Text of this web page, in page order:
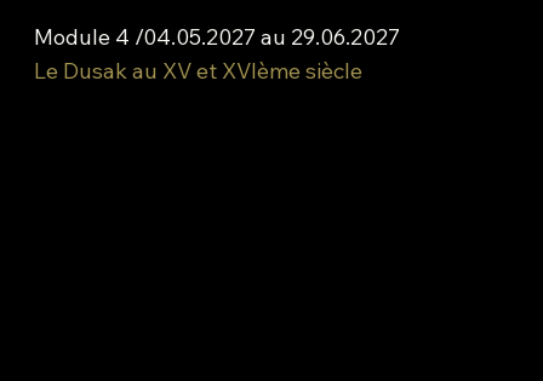
Module 4 /04.05.2027 au 29.06.2027
Le Dusak au XV et XVIème siècle